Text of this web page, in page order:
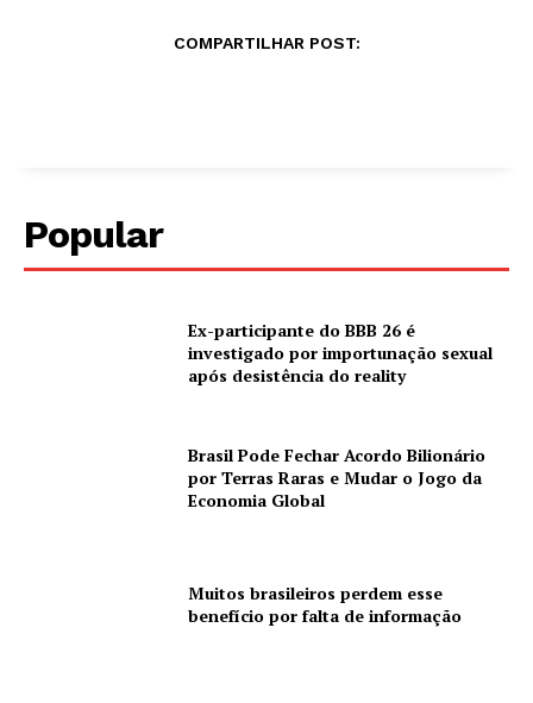
COMPARTILHAR POST:
Popular
Ex-participante do BBB 26 é
investigado por importunação sexual
após desistência do reality
Brasil Pode Fechar Acordo Bilionário
por Terras Raras e Mudar o Jogo da
Economia Global
Muitos brasileiros perdem esse
benefício por falta de informação